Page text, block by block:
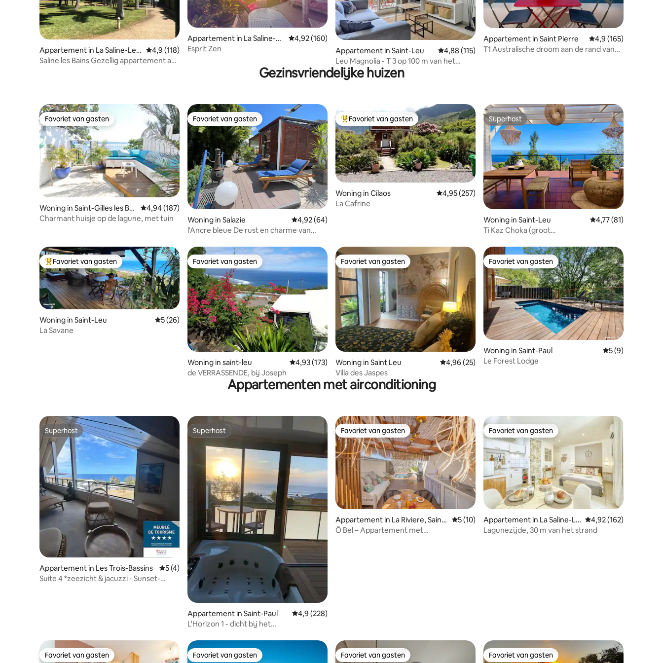
Appartement in La Saline-Les
-Bains
Gemiddelde beoordeling van 4,9 uit 5, 118 recensies
4,9 (118)
Saline les Bains Gezellig appartement aan
Appartement in La Saline-Le
s-Bains
Gemiddelde beoordeling van 4,92 uit 5, 160 recensies
4,92 (160)
Esprit Zen
Appartement in Saint-Leu Gemiddelde beoordeling van 4,88 uit 5, 115 recensies
4,88 (115)
Leu Magnolia - T 3 op 100 m van het
strand
Appartement in Saint Pierre Gemiddelde
4,9 (165)
T1 Australische droom aan de rand van
Gezinsvriendelijke huizen
Favoriet van gasten
Favoriet van gasten
Woning in Saint-Gilles les Bai
ns
Gemiddelde beoordeling van 4,94 uit 5, 187 recensies
4,94 (187)
Charmant huisje op de lagune, met tuin
Favoriet van gasten
Favoriet van gasten
Woning in Salazie Gemiddelde beoordeling van 4,92 uit 5, 64 recensies
4,92 (64)
l'Ancre bleue De rust en charme van
Topfavoriet van gasten
Favoriet van gasten
Woning in Cilaos Gemiddelde beoordeling van 4,95 uit 5, 257 recensies
4,95 (257)
La Cafrine
Superhost
Superhost
Woning in Saint-Leu Gemiddelde
4,77 (81)
Ti Kaz Choka (groot
Topfavoriet van gasten
Favoriet van gasten
Woning in Saint-Leu Gemiddelde beoordeling van 5 uit 5, 26 recensies
5 (26)
La Savane
Favoriet van gasten
Favoriet van gasten
Woning in saint-leu Gemiddelde beoordeling van 4,93 uit 5, 173 recensies
4,93 (173)
de VERRASSENDE, bij Joseph
Favoriet van gasten
Favoriet van gasten
Woning in Saint Leu Gemiddelde beoordeling van 4,96 uit 5, 25 recensies
4,96 (25)
Villa des Jaspes
Favoriet van gasten
Favoriet van gasten
Woning in Saint-Paul Gemiddelde
5 (9)
Le Forest Lodge
Appartementen met airconditioning
Superhost
Superhost
Appartement in Les Trois-Bassins Gemiddelde beoordeling van 5 uit 5, 4 recensies
5 (4)
Suite 4 *zeezicht & jacuzzi - Sunset-
Superhost
Superhost
Appartement in Saint-Paul Gemiddelde beoordeling van 4,9 uit 5, 228 recensies
4,9 (228)
L'Horizon 1 - dicht bij het
Favoriet van gasten
Favoriet van gasten
Appartement in La Riviere, Saint-
Louis
Gemiddelde beoordeling van 5 uit 5, 10 recensies
5 (10)
Ô Bel – Appartement met
Favoriet van gasten
Favoriet van gasten
Appartement in La Saline-Le
s-Bains
Gemiddelde
4,92 (162)
Lagunezijde, 30 m van het strand
Favoriet van gasten
Favoriet van gasten Favoriet van gasten
Favoriet van gasten Favoriet van gasten
Favoriet van gasten Favoriet van gasten
Favoriet van gasten